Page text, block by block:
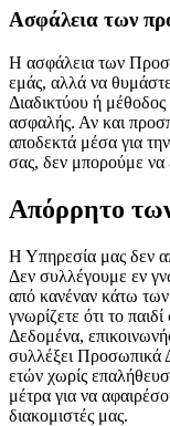
Ασφάλεια των
Η ασφάλεια των
εμάς, αλλά να
Διαδικτύου ή
ασφαλής. Αν και
αποδεκτά μέσα για
σας, δεν μπορούμε να
Απόρρητο
Η Υπηρεσία μας δεν
Δεν συλλέγουμε εν
από κανέναν κάτω
γνωρίζετε ότι το
Δεδομένα,
συλλέξει Προσωπικά
ετών χωρίς
μέτρα για να
διακομιστές μας.